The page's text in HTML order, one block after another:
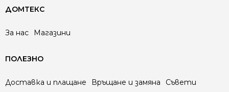
ДОМТЕКС
За нас Магазини
ПОЛЕЗНО
Доставка и плащане Връщане и замяна Съвети